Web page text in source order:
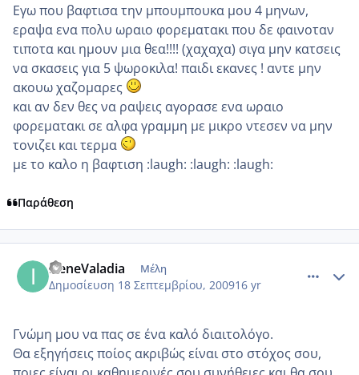
Εγω που βαφτισα την μπουμπουκα μου 4 μηνων,
εραψα ενα πολυ ωραιο φορεματακι που δε φαινοταν
τιποτα και ημουν μια θεα!!!! (χαχαχα) σιγα μην κατσεις
να σκασεις για 5 ψωροκιλα! παιδι εκανες ! αντε μην
ακουω χαζομαρες
και αν δεν θες να ραψεις αγορασε ενα ωραιο
φορεματακι σε αλφα γραμμη με μικρο ντεσεν να μην
τονιζει και τερμα
με το καλο η βαφτιση :laugh: :laugh: :laugh:
Παράθεση
IreneValadia Μέλη
Δημοσίευση 18 Σεπτεμβρίου, 200916 yr
Γνώμη μου να πας σε ένα καλό διαιτολόγο.
Θα εξηγήσεις ποίος ακριβώς είναι στο στόχος σου,